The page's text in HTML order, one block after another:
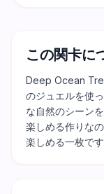
この関卡に
Deep Ocean
のジュエルを使
な自然のシーン
楽しめる作りな
楽しめる一枚です